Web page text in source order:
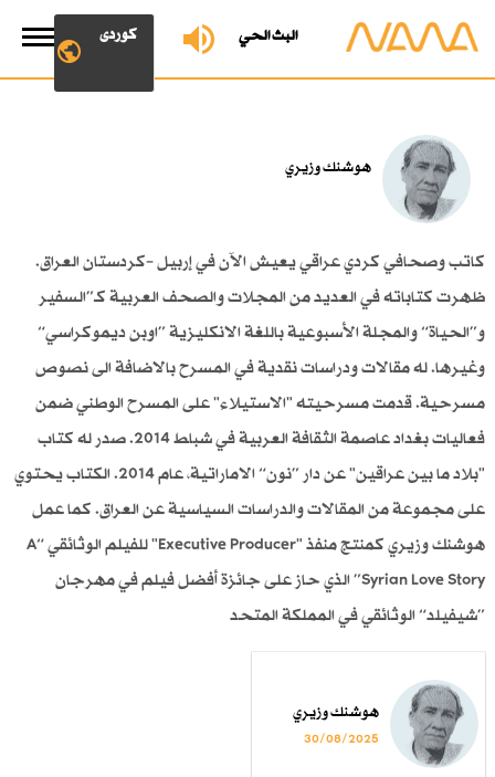
البث الحي کوردی
هوشنك وزيري
كاتب وصحافي كردي عراقي يعيش الآن في إربيل –كردستان العراق.
ظهرت كتاباته في العديد من المجلات والصحف العربية كـ”السفير
و”الحياة“ والمجلة الأسبوعية باللغة الانكليزية ”اوبن ديموكراسي“
وغيرها. له مقالات ودراسات نقدية في المسرح بالاضافة الى نصوص
مسرحية. قدمت مسرحيته "الاستيلاء" على المسرح الوطني ضمن
فعاليات بغداد عاصمة الثقافة العربية في شباط 2014. صدر له كتاب
"بلاد ما بين عراقين" عن دار ”نون“ الاماراتية، عام 2014. الكتاب يحتوي
على مجموعة من المقالات والدراسات السياسية عن العراق. كما عمل
هوشنك وزيري كمنتج منفذ "Executive Producer" للفيلم الوثائقي “A
Syrian Love Story” الذي حاز على جائزة أفضل فيلم في مهرجان
”شيفيلد“ الوثائقي في المملكة المتحد
هوشنك وزيري
30/08/2025